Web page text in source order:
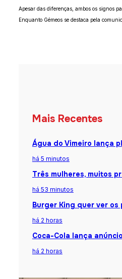
Apesar das diferenças, ambos os signos
Enquanto Gémeos se destaca pela
Mais Recentes
Água do Vimeiro lança
há 5 minutos
Três mulheres, muitos
há 53 minutos
Burger King quer ver
há 2 horas
Coca-Cola lança
há 2 horas